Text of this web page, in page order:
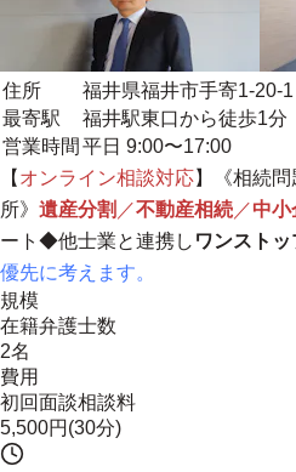
住所
福井県福井市手寄1-20-
最寄駅
福井駅東口から徒歩1分
営業時間 平日 9:00〜17:00
【 オンライン相談対応】《相続
所》 遺産分割 ／不動産相続 ／中小
ート◆他士業と連携し ワンスト
優先に考えます。
規模
在籍弁護士数
2名
費用
初回面談相談料
5,500円(30分)